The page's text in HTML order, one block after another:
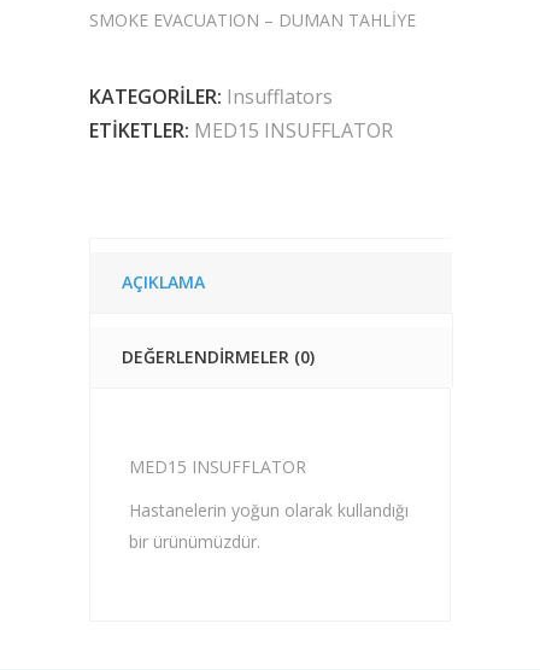
SMOKE EVACUATION – DUMAN TAHLİYE
KATEGORILER: Insufflators
ETIKETLER: MED15 INSUFFLATOR
AÇIKLAMA
DEĞERLENDIRMELER (0)
MED15 INSUFFLATOR
Hastanelerin yoğun olarak kullandığı
bir ürünümüzdür.